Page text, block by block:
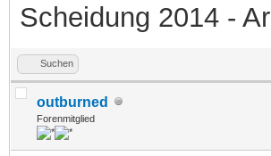
Scheidung 2014 -
Suchen
outburned
Forenmitglied